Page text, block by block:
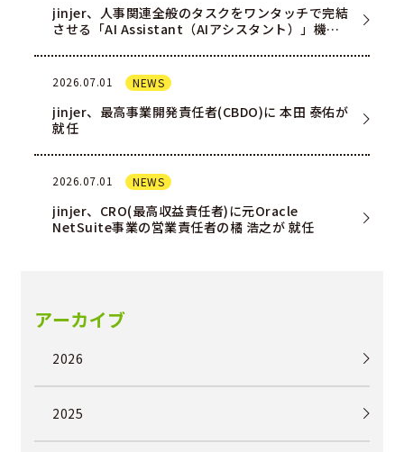
jinjer、人事関連全般のタスクをワンタッチで完結
させる「AI Assistant（AIアシスタント）」機能
2026.07.01 NEWS
jinjer、最高事業開発責任者(CBDO)に 本田 泰佑が
就任
2026.07.01 NEWS
jinjer、CRO(最高収益責任者)に元Oracle
NetSuite事業の営業責任者の橘 浩之が 就任
アーカイブ
2026
2025